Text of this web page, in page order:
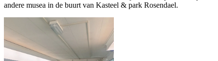
andere musea in de buurt van Kasteel & park Rosendael.